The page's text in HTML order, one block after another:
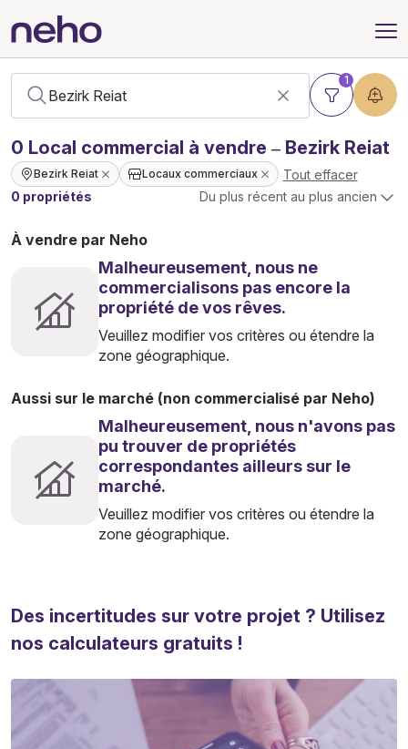
1
0 Local commercial à vendre – Bezirk Reiat
Bezirk Reiat Locaux commerciaux
Tout effacer
0 propriétés
Du plus récent au plus ancien
À vendre par Neho
Malheureusement, nous ne
commercialisons pas encore la
propriété de vos rêves.
Veuillez modifier vos critères ou étendre la
zone géographique.
Aussi sur le marché (non commercialisé par Neho)
Malheureusement, nous n'avons pas
pu trouver de propriétés
correspondantes ailleurs sur le
marché.
Veuillez modifier vos critères ou étendre la
zone géographique.
Des incertitudes sur votre projet ? Utilisez
nos calculateurs gratuits !